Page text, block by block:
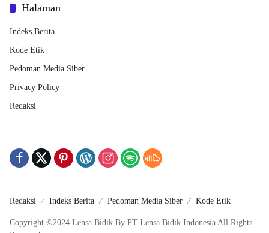
Halaman
Indeks Berita
Kode Etik
Pedoman Media Siber
Privacy Policy
Redaksi
Redaksi Indeks Berita Pedoman Media Siber Kode Etik
Copyright ©2024 Lensa Bidik By PT Lensa Bidik Indonesia All Rights